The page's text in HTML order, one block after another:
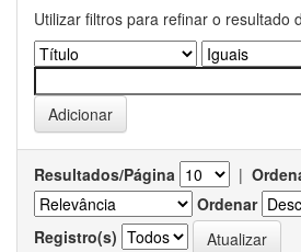
Utilizar filtros para refinar o resultado
Resultados/Página |
Ordenar
Registro(s)